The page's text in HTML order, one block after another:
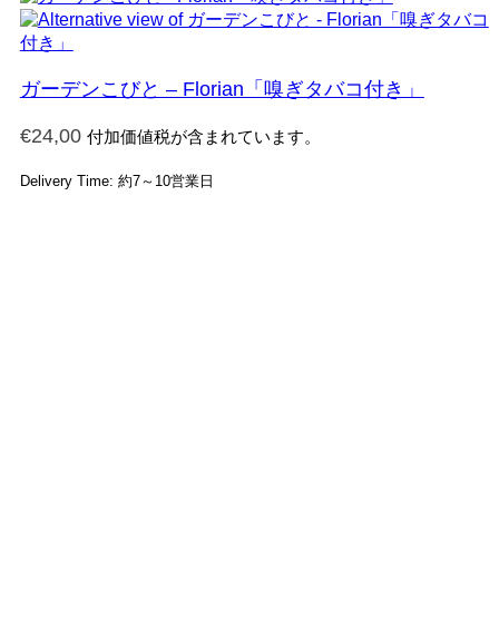
ガーデンこびと – Florian「嗅ぎタバコ付き」
€24,00 付加価値税が含まれています。
Delivery Time: 約7～10営業日